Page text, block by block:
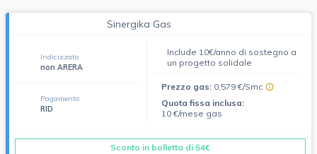
Sinergika Gas
Indicizzato
non ARERA
Pagamento
RID
Include 10€/anno di sostegno a
un progetto solidale
Prezzo gas: 0,579 €/Smc
Quota fissa inclusa:
10 €/mese gas
Sconto in bolletta di 54€